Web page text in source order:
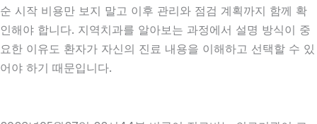
순 시작 비용만 보지 말고 이후 관리와 점검 계획까지 함께 확
인해야 합니다. 지역치과를 알아보는 과정에서 설명 방식이 중
요한 이유도 환자가 자신의 진료 내용을 이해하고 선택할 수 있
어야 하기 때문입니다.